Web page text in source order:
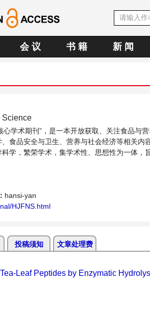
会 议 书 籍 新 闻
Science
心学术期刊”，是一本开放获取、关注食品与
食品安全与卫生、营养与社会经济等相关内
学，繁荣学术，集学术性、思想性为一体，
食品与营养领域内不同方向问题与发展的交流
hansi-yan
HJFNS.html
投稿须知 文章处理费
Leaf Peptides by Enzymatic